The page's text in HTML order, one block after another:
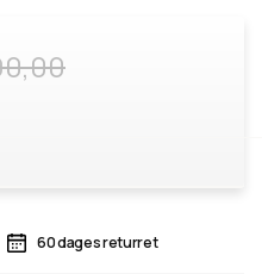
60 dages returret